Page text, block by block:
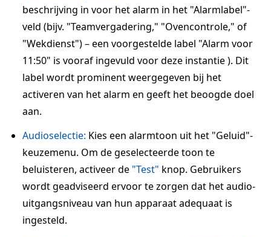
beschrijving in voor het alarm in het "Alarmlabel"-
veld (bijv. "Teamvergadering," "Ovencontrole," of
"Wekdienst") – een voorgestelde label "Alarm voor
11:50" is vooraf ingevuld voor deze instantie ). Dit
label wordt prominent weergegeven bij het
activeren van het alarm en geeft het beoogde doel
aan.
Audioselectie: Kies een alarmtoon uit het "Geluid"-
keuzemenu. Om de geselecteerde toon te
beluisteren, activeer de "Test" knop. Gebruikers
wordt geadviseerd ervoor te zorgen dat het audio-
uitgangsniveau van hun apparaat adequaat is
ingesteld.